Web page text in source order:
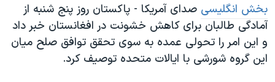
گالری عکس
آرشیو پخش زنده
اعتراضات زن، زندگی، آزادی
مجموعه مستندهای دادخواهی
تریبونال مردمی آبان ۹۸
بخش انگلیسی صدای آمریکا - پاکستان روز پنج شنبه از
آمادگی طالبان برای کاهش خشونت در افغانستان خبر داد
و این امر را تحولی عمده به سوی تحقق توافق صلح میان
این گروه شورشی با ایالات متحده توصیف کرد.